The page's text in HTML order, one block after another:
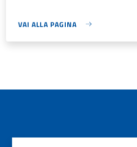
VAI ALLA PAGINA